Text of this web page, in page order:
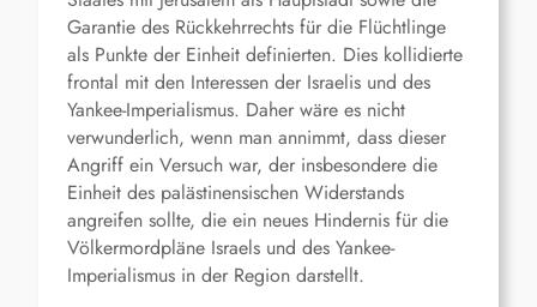
Garantie des Rückkehrrechts für die Flüchtlinge
als Punkte der Einheit definierten. Dies kollidierte
frontal mit den Interessen der Israelis und des
Yankee-Imperialismus. Daher wäre es nicht
verwunderlich, wenn man annimmt, dass dieser
Angriff ein Versuch war, der insbesondere die
Einheit des palästinensischen Widerstands
angreifen sollte, die ein neues Hindernis für die
Völkermordpläne Israels und des Yankee-
Imperialismus in der Region darstellt.